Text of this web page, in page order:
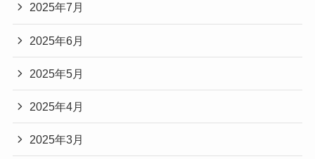
2025年7月
2025年6月
2025年5月
2025年4月
2025年3月